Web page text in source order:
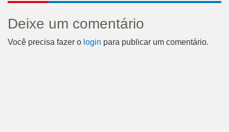
Deixe um comentário
Você precisa fazer o login para publicar um comentário.